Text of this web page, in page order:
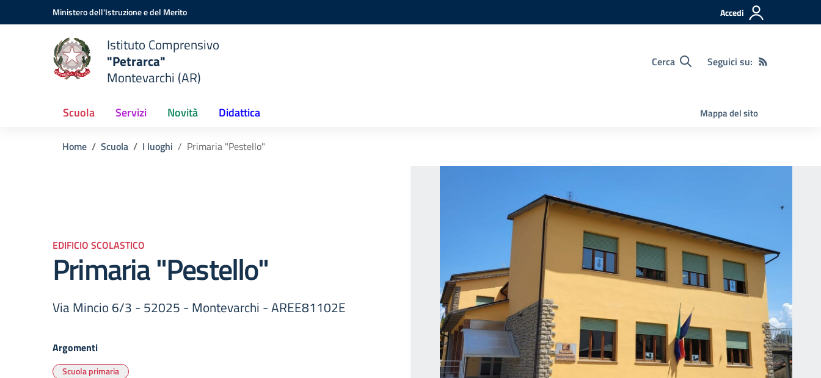
Vai ai contenuti
Vai al menu di navigazioneMinistero dell'Istruzione e del Merito Accedi
Istituto Comprensivo
"Petrarca"
Montevarchi (AR)
Cerca Seguici su:
Scuola Servizi Novità Didattica Mappa del sito
Home Scuola I luoghi Primaria "Pestello"
EDIFICIO SCOLASTICO
Primaria "Pestello"
Via Mincio 6/3 - 52025 - Montevarchi - AREE81102E
Argomenti
Scuola primaria